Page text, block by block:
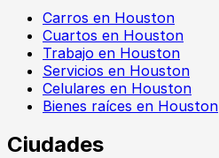
Carros en Houston
Cuartos en Houston
Trabajo en Houston
Servicios en Houston
Celulares en Houston
Bienes raíces en Houston
Ciudades